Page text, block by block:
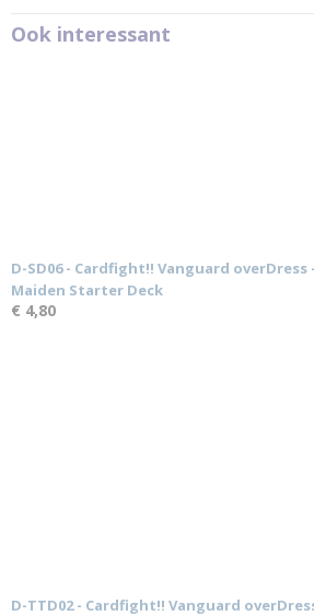
Ook interessant
D-SD06 - Cardfight!! Vanguard
Maiden Starter Deck
€ 4,80
D-TTD02 - Cardfight!! Vanguard